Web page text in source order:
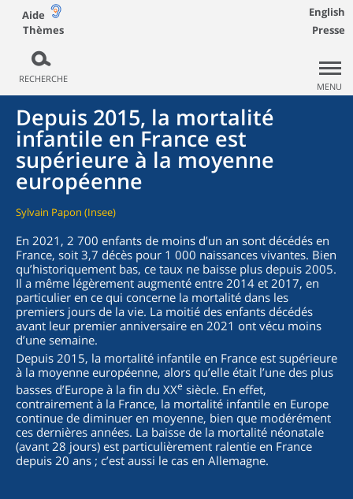
Aide
Thèmes
RECHERCHE
English
Presse
MENU
Depuis 2015, la mortalité
infantile en France est
supérieure à la moyenne
européenne
Sylvain Papon (Insee)
En 2021, 2 700 enfants de moins d’un an sont décédés en
France, soit 3,7 décès pour 1 000 naissances vivantes. Bien
qu’historiquement bas, ce taux ne baisse plus depuis 2005.
Il a même légèrement augmenté entre 2014 et 2017, en
particulier en ce qui concerne la mortalité dans les
premiers jours de la vie. La moitié des enfants décédés
avant leur premier anniversaire en 2021 ont vécu moins
d’une semaine.
Depuis 2015, la mortalité infantile en France est supérieure
à la moyenne européenne, alors qu’elle était l’une des plus
basses d’Europe à la fin du XXe siècle. En effet,
contrairement à la France, la mortalité infantile en Europe
continue de diminuer en moyenne, bien que modérément
ces dernières années. La baisse de la mortalité néonatale
(avant 28 jours) est particulièrement ralentie en France
depuis 20 ans ; c’est aussi le cas en Allemagne.